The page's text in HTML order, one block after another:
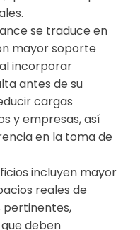
se traduce en
mayor soporte
incorporar
antes de su
cargas
y empresas, así
en la toma de
incluyen mayor
reales de
pertinentes,
deben